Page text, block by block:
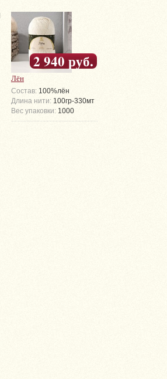
Лён
2 940 руб.
Состав: 100%лён
Длина нити: 100гр-330мт
Вес упаковки: 1000